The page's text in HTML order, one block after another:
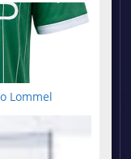
Lommel